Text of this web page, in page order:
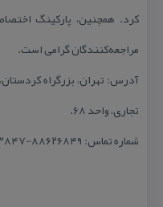
مراجعه‌كنندگان گرامی است.
آدرس: تهران، بزرگراه
تجاری، واحد ۶۸.
شماره تماس: ۸۸۶۲۶۸۴۹-۸۸۰۳۸۴۷ -(۰۲۱)